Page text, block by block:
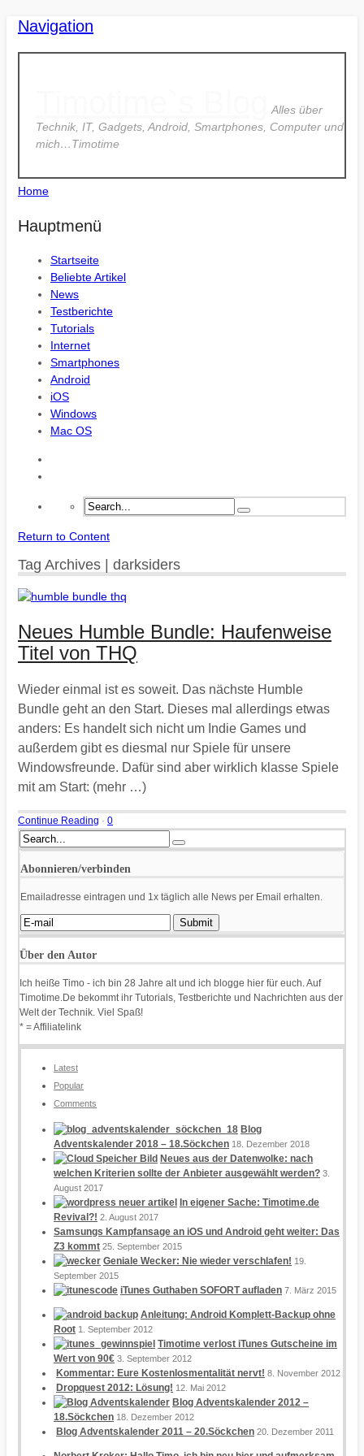
Navigation
Alles über
Technik, IT, Gadgets, Android, Smartphones, Computer und
mich…Timotime
Home
Hauptmenü
Startseite
Beliebte Artikel
News
Testberichte
Tutorials
Internet
Smartphones
Android
iOS
Windows
Mac OS
Return to Content
Tag Archives | darksiders
Neues Humble Bundle: Haufenweise
Titel von THQ
Wieder einmal ist es soweit. Das nächste Humble
Bundle geht an den Start. Dieses mal allerdings etwas
anders: Es handelt sich nicht um Indie Games und
außerdem gibt es diesmal nur Spiele für unsere
Windowsfreunde. Dafür sind aber wirklich klasse Spiele
mit am Start: (mehr …)
Continue Reading · 0
Abonnieren/verbinden
Emailadresse eintragen und 1x täglich alle News per Email erhalten.
Über den Autor
Ich heiße Timo - ich bin 28 Jahre alt und ich blogge hier für euch. Auf
Timotime.De bekommt ihr Tutorials, Testberichte und Nachrichten aus der
Welt der Technik. Viel Spaß!
* = Affiliatelink
Latest
Popular
Comments
Blog
Adventskalender 2018 – 18.Söckchen 18. Dezember 2018
Neues aus der Datenwolke: nach
welchen Kriterien sollte der Anbieter ausgewählt werden? 3.
August 2017
In eigener Sache: Timotime.de
Revival?! 2. August 2017
Samsungs Kampfansage an iOS und Android geht weiter: Das
Z3 kommt 25. September 2015
Geniale Wecker: Nie wieder verschlafen! 19.
September 2015
iTunes Guthaben SOFORT aufladen 7. März 2015
Anleitung: Android Komplett-Backup ohne
Root 1. September 2012
Timotime verlost iTunes Gutscheine im
Wert von 90€ 3. September 2012
Kommentar: Eure Kostenlosmentalität nervt! 8. November 2012
Dropquest 2012: Lösung! 12. Mai 2012
Blog Adventskalender 2012 –
18.Söckchen 18. Dezember 2012
Blog Adventskalender 2011 – 20.Söckchen 20. Dezember 2011